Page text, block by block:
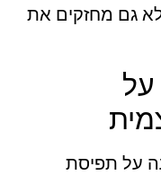
גם מחזקים את
על תפיסת